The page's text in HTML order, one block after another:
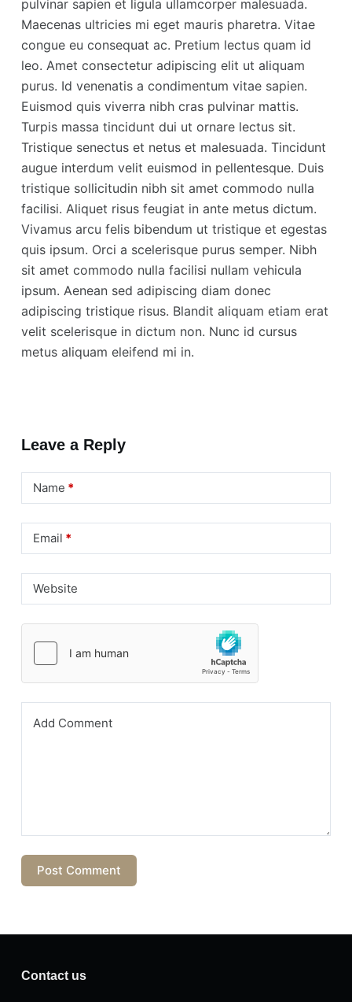
pulvinar sapien et ligula ullamcorper malesuada.
Maecenas ultricies mi eget mauris pharetra. Vitae
congue eu consequat ac. Pretium lectus quam id
leo. Amet consectetur adipiscing elit ut aliquam
purus. Id venenatis a condimentum vitae sapien.
Euismod quis viverra nibh cras pulvinar mattis.
Turpis massa tincidunt dui ut ornare lectus sit.
Tristique senectus et netus et malesuada. Tincidunt
augue interdum velit euismod in pellentesque. Duis
tristique sollicitudin nibh sit amet commodo nulla
facilisi. Aliquet risus feugiat in ante metus dictum.
Vivamus arcu felis bibendum ut tristique et egestas
quis ipsum. Orci a scelerisque purus semper. Nibh
sit amet commodo nulla facilisi nullam vehicula
ipsum. Aenean sed adipiscing diam donec
adipiscing tristique risus. Blandit aliquam etiam erat
velit scelerisque in dictum non. Nunc id cursus
metus aliquam eleifend mi in.
Leave a Reply
Name *
Email *
Website
Add Comment
Post Comment
Contact us